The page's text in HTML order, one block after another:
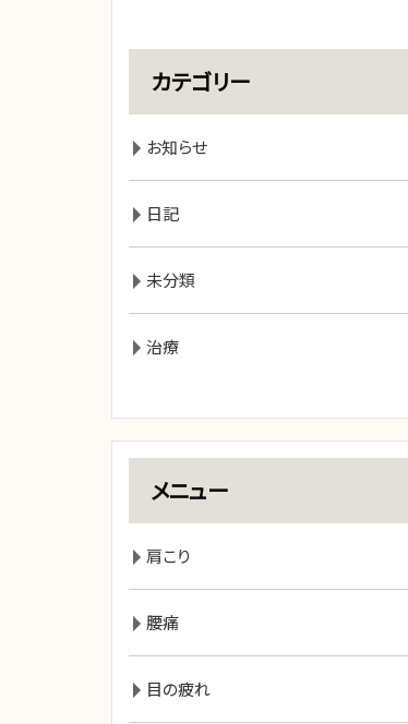
カテゴリー
お知らせ
日記
未分類
治療
メニュー
肩こり
腰痛
目の疲れ